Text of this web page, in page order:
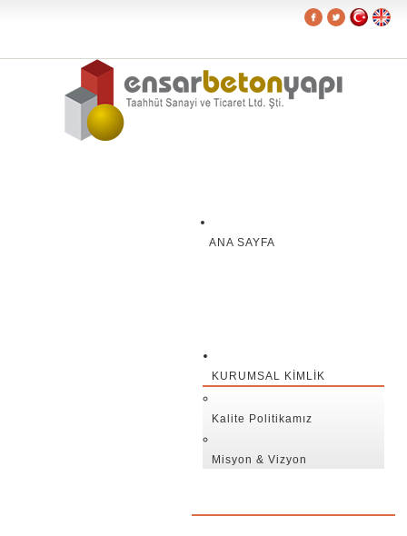
ANA SAYFA
KURUMSAL KIMLIK
Kalite Politikamız
Misyon & Vizyon